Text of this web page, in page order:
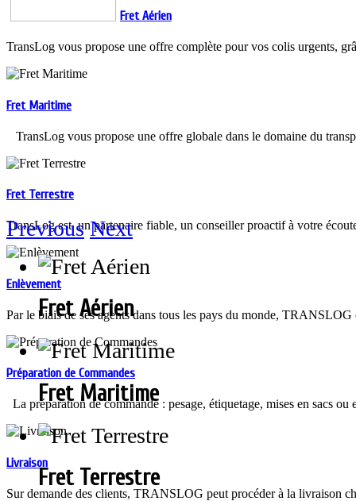
Fret Aérien
TransLog vous propose une offre complète pour vos colis urgents,
Fret Maritime
TransLog vous propose une offre globale dans le domaine du
Fret Terrestre
TransLog est un partenaire fiable, un conseiller proactif à votre
Enlèvement
Par le biais de ses agents dans tous les pays du monde, TRANSLOG
Préparation de Commandes
La préparation de commande : pesage, étiquetage, mises en sacs ou
Livraison
Sur demande des clients, TRANSLOG peut procéder à la livraison
Previous Next
Fret Aérien
Fret Maritime
Fret Terrestre